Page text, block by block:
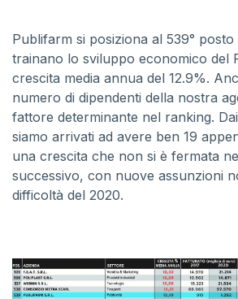
Publifarm si posiziona al 539°
trainano lo sviluppo economico del
crescita media annua del 12.9%.
numero di dipendenti della nostra
fattore determinante nel ranking. Dai
siamo arrivati ad avere ben 19
una crescita che non si è fermata
successivo, con nuove assunzioni
difficoltà del 2020.